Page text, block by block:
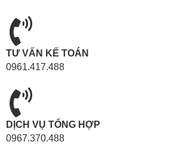
TƯ VẤN KẾ TOÁN
0961.417.488
DỊCH VỤ TỔNG HỢP
0967.370.488